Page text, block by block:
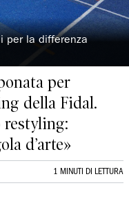
per la differenza
per
della Fidal.
restyling:
d’arte»
1 MINUTI DI LETTURA